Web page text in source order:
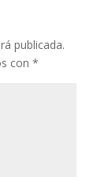
publicada.
con *